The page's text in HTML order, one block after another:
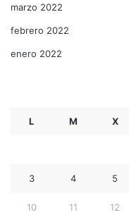
marzo 2022
febrero 2022
enero 2022
L M X
3 4 5
10 11 12